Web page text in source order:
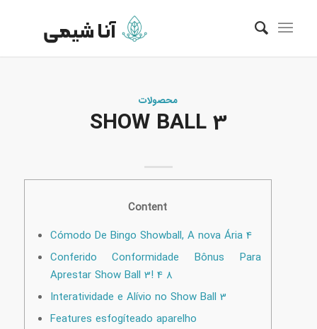
محصولات
SHOW BALL 3
Content
Cómodo De Bingo Showball, A nova Ária 4
Conferido Conformidade Bônus Para
Aprestar Show Ball 3! 4 8
Interatividade e Alívio no Show Ball 3
Features esfogíteado aparelho